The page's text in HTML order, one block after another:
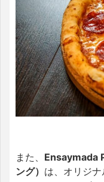
また、 Ensaymada
ング） は、オリジ